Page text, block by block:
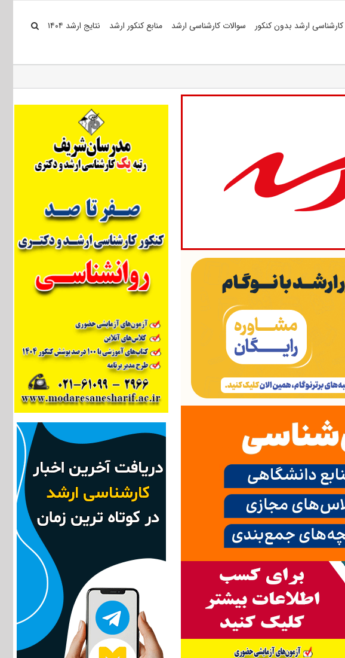
کارشناسی ارشد بدون کنکور سوالات کارشناسی ارشد منابع کنکور ارشد نتایج ارشد ۱۴۰۴